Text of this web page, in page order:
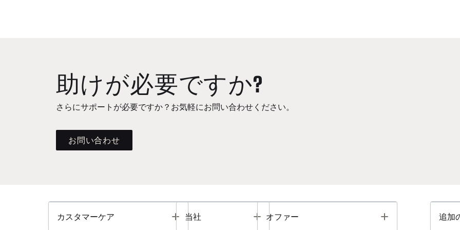
助けが必要ですか?
さらにサポートが必要ですか？お気軽にお問い合わせください。
お問い合わせ
カスタマーケア Toggle
当社 Toggle
オファー Toggle 追加